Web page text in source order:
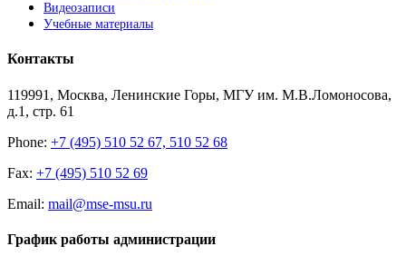
Видеозаписи
Учебные материалы
Контакты
119991, Москва, Ленинские Горы, МГУ им. М.В.Ломоносова,
д.1, стр. 61
Phone: +7 (495) 510 52 67, 510 52 68
Fax: +7 (495) 510 52 69
Email: mail@mse-msu.ru
График работы администрации